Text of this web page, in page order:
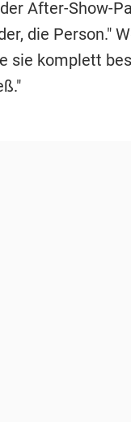
After-Show-
die Person."
sie komplett